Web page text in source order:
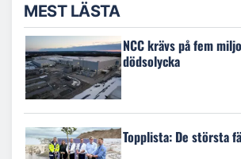
MEST LÄSTA
NCC krävs på fem
dödsolycka
Topplista: De största